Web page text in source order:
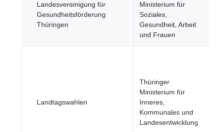
Landesvereinigung für
Gesundheitsförderung
Thüringen
Ministerium für
Soziales,
Gesundheit, Arbeit
und Frauen
Landtagswahlen
Thüringer
Ministerium für
Inneres,
Kommunales und
Landesentwicklung